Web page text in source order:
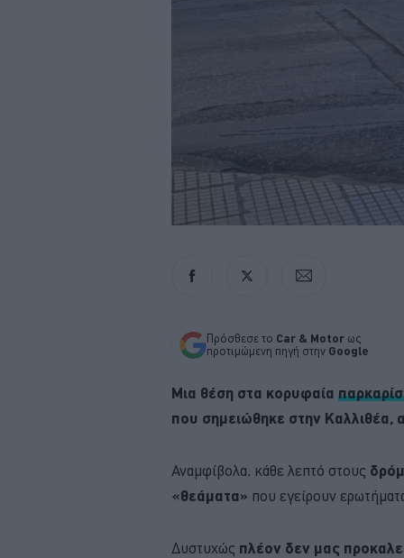
Πρόσθεσε το Car & Motor ως
προτιμώμενη πηγή στην Google
Μια θέση στα κορυφαία
που σημειώθηκε στην Καλλιθέα,
Αναμφίβολα, κάθε λεπτό στους
«θεάματα» που εγείρουν
Δυστυχώς πλέον δεν μας